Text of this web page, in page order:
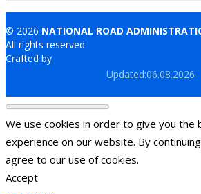
© 2026 NATIONAL ROAD
All rights reserved
Crafted by
Updated:06.08.2026
We use cookies in order to give you the
experience on our website. By
agree to our use of cookies.
Accept